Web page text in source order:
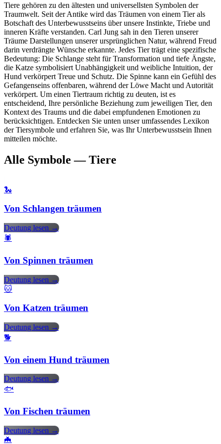
Tiere gehören zu den ältesten und universellsten Symbolen der
Traumwelt. Seit der Antike wird das Träumen von einem Tier als
Botschaft des Unterbewusstseins über unsere Instinkte, Triebe und
inneren Kräfte verstanden. Carl Jung sah in den Tieren unserer
Träume Darstellungen unserer ursprünglichen Natur, während Freud
darin verdrängte Wünsche erkannte. Jedes Tier trägt eine spezifische
Bedeutung: Die Schlange steht für Transformation und tiefe Ängste,
die Katze symbolisiert Unabhängigkeit und weibliche Intuition, der
Hund verkörpert Treue und Schutz. Die Spinne kann ein Gefühl des
Gefangenseins offenbaren, während der Löwe Macht und Autorität
verkörpert. Um einen Tiertraum richtig zu deuten, ist es
entscheidend, Ihre persönliche Beziehung zum jeweiligen Tier, den
Kontext des Traums und die dabei empfundenen Emotionen zu
berücksichtigen. Entdecken Sie unten unser umfassendes Lexikon
der Tiersymbole und erfahren Sie, was Ihr Unterbewusstsein Ihnen
mitteilen möchte.
Alle Symbole — Tiere
🐍
Von Schlangen träumen
Deutung lesen →
🕷️
Von Spinnen träumen
Deutung lesen →
🐱
Von Katzen träumen
Deutung lesen →
🐕
Von einem Hund träumen
Deutung lesen →
🐟
Von Fischen träumen
Deutung lesen →
🦇